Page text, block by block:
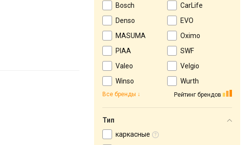
Bosch
CarLife
Denso
EVO
MASUMA
Oximo
PIAA
SWF
Valeo
Velgio
Winso
Wurth
Рейтинг брендов
Все бренды
Тип
каркасные